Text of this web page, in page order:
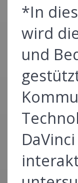
*In
wird
und